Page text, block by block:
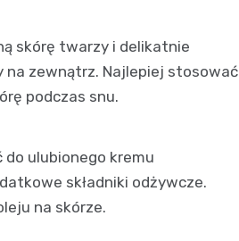
skórę twarzy i delikatnie
na zewnątrz. Najlepiej stosować
podczas snu.
do ulubionego kremu
składniki odżywcze.
na skórze.